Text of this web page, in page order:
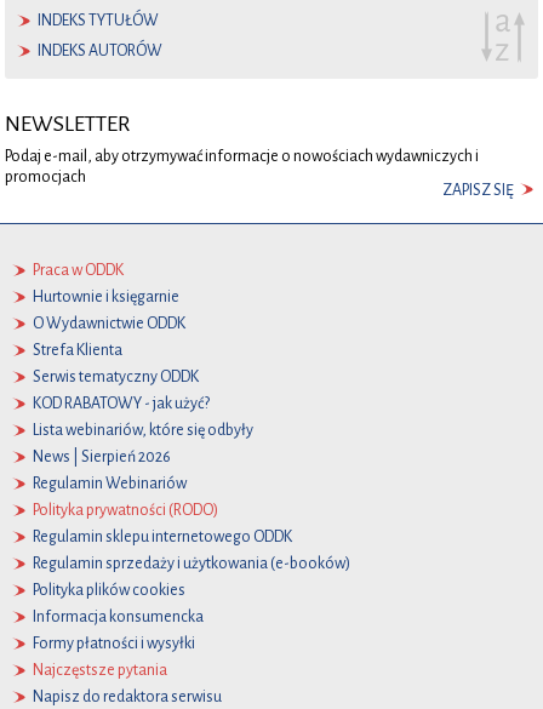
INDEKS TYTUŁÓW
INDEKS AUTORÓW
NEWSLETTER
Podaj e-mail, aby otrzymywać informacje o nowościach wydawniczych i
promocjach
ZAPISZ SIĘ
Praca w ODDK
Hurtownie i księgarnie
O Wydawnictwie ODDK
Strefa Klienta
Serwis tematyczny ODDK
KOD RABATOWY - jak użyć?
Lista webinariów, które się odbyły
News | Sierpień 2026
Regulamin Webinariów
Polityka prywatności (RODO)
Regulamin sklepu internetowego ODDK
Regulamin sprzedaży i użytkowania (e-booków)
Polityka plików cookies
Informacja konsumencka
Formy płatności i wysyłki
Najczęstsze pytania
Napisz do redaktora serwisu